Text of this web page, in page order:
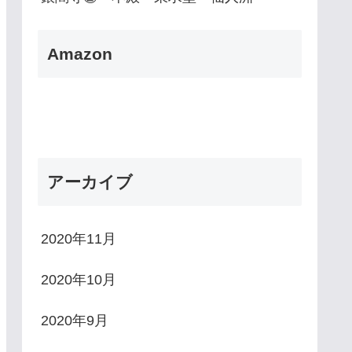
・鍵遺跡史跡公園
Amazon
アーカイブ
2020年11月
2020年10月
2020年9月